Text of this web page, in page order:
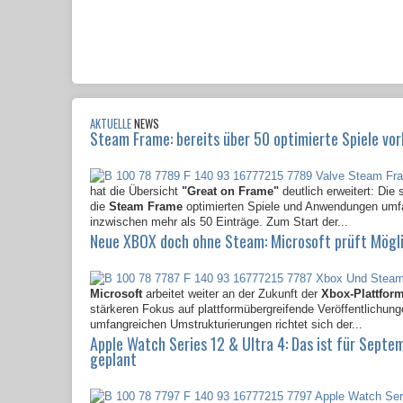
AKTUELLENEWS
Steam Frame: bereits über 50 optimierte Spiele
hat die Übersicht "Great on Frame" deutlich erweitert: Die
die Steam Frame optimierten Spiele und Anwendungen
inzwischen mehr als 50 Einträge. Zum Start der...
Neue XBOX doch ohne Steam: Microsoft prüft
Microsoft arbeitet weiter an der Zukunft der Xbox-
stärkeren Fokus auf plattformübergreifende
umfangreichen Umstrukturierungen richtet sich der...
Apple Watch Series 12 & Ultra 4: Das ist für
geplant